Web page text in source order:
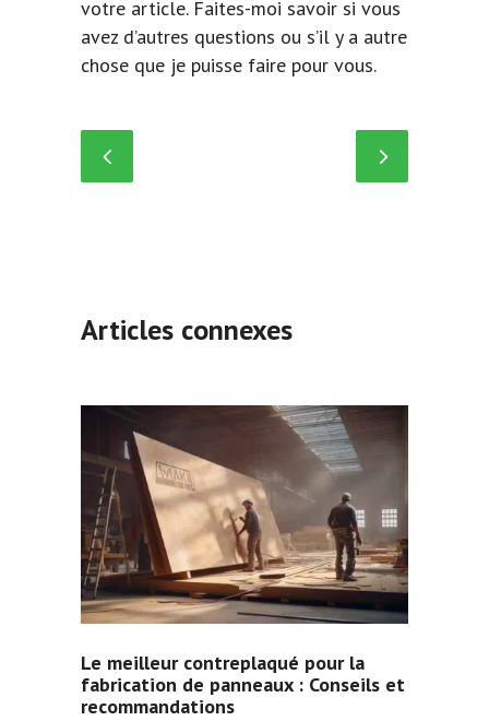
votre article. Faites-moi savoir si vous
avez d’autres questions ou s’il y a autre
chose que je puisse faire pour vous.
Articles connexes
Le meilleur contreplaqué pour la
fabrication de panneaux : Conseils et
recommandations